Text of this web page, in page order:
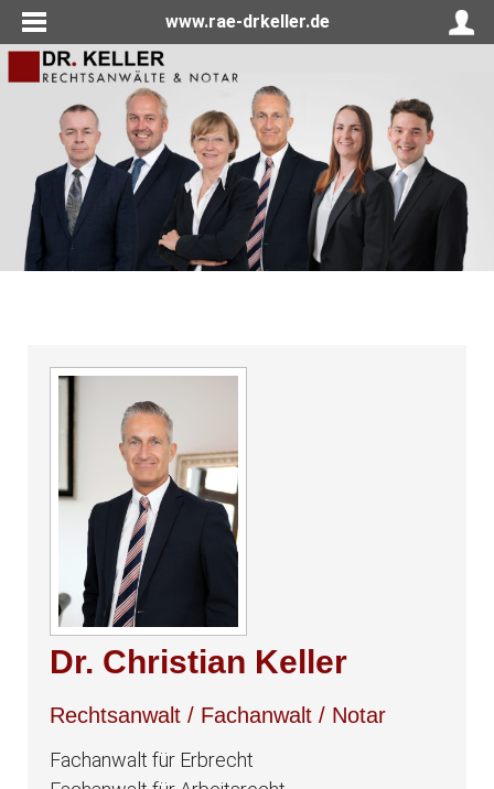
www.rae-drkeller.de
Dr. Christian Keller
Rechtsanwalt / Fachanwalt / Notar
Fachanwalt für Erbrecht